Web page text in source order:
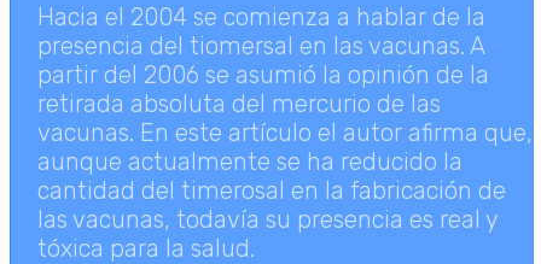
Hacia el 2004 se comienza a hablar de la
presencia del tiomersal en las vacunas. A
partir del 2006 se asumió la opinión de la
retirada absoluta del mercurio de las
vacunas. En este artículo el autor afirma que,
aunque actualmente se ha reducido la
cantidad del timerosal en la fabricación de
las vacunas, todavía su presencia es real y
tóxica para la salud.